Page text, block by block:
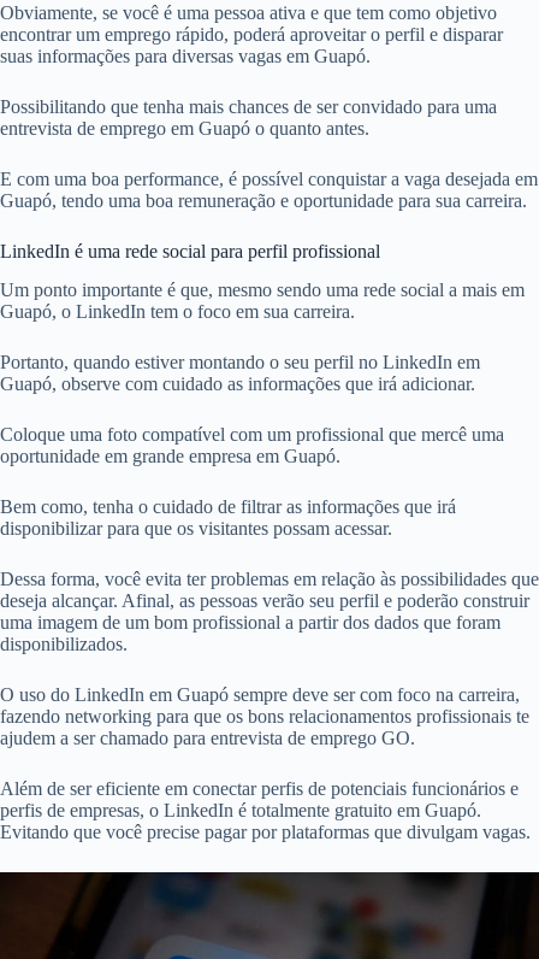
Obviamente, se você é uma pessoa ativa e que tem como objetivo
encontrar um emprego rápido, poderá aproveitar o perfil e disparar
suas informações para diversas vagas em Guapó.
Possibilitando que tenha mais chances de ser convidado para uma
entrevista de emprego em Guapó o quanto antes.
E com uma boa performance, é possível conquistar a vaga desejada em
Guapó, tendo uma boa remuneração e oportunidade para sua carreira.
LinkedIn é uma rede social para perfil profissional
Um ponto importante é que, mesmo sendo uma rede social a mais em
Guapó, o LinkedIn tem o foco em sua carreira.
Portanto, quando estiver montando o seu perfil no LinkedIn em
Guapó, observe com cuidado as informações que irá adicionar.
Coloque uma foto compatível com um profissional que mercê uma
oportunidade em grande empresa em Guapó.
Bem como, tenha o cuidado de filtrar as informações que irá
disponibilizar para que os visitantes possam acessar.
Dessa forma, você evita ter problemas em relação às possibilidades que
deseja alcançar. Afinal, as pessoas verão seu perfil e poderão construir
uma imagem de um bom profissional a partir dos dados que foram
disponibilizados.
O uso do LinkedIn em Guapó sempre deve ser com foco na carreira,
fazendo networking para que os bons relacionamentos profissionais te
ajudem a ser chamado para entrevista de emprego GO.
Além de ser eficiente em conectar perfis de potenciais funcionários e
perfis de empresas, o LinkedIn é totalmente gratuito em Guapó.
Evitando que você precise pagar por plataformas que divulgam vagas.